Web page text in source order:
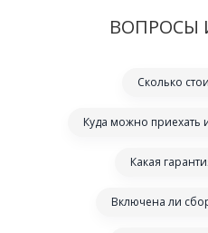
ВОПРОСЫ
Сколько
Куда можно приехать
Какая
Включена ли